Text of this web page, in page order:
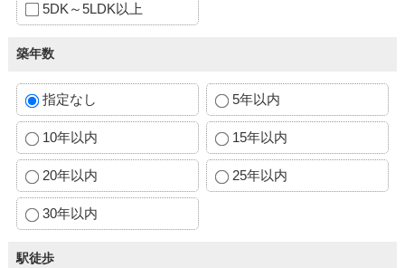
5DK～5LDK以上
築年数
指定なし 5年以内
10年以内 15年以内
20年以内 25年以内
30年以内
駅徒歩